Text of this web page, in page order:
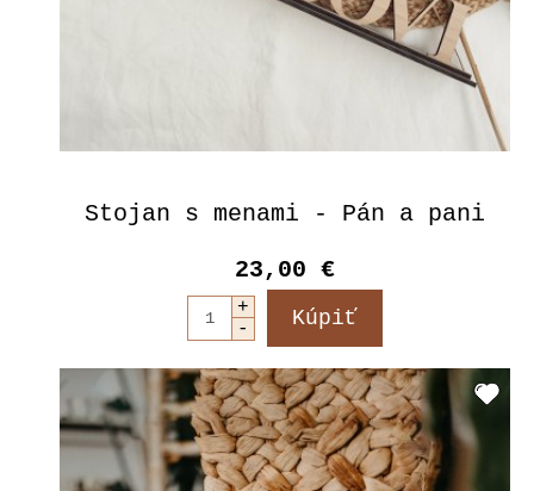
Stojan s menami - Pán a pani
23,00 €